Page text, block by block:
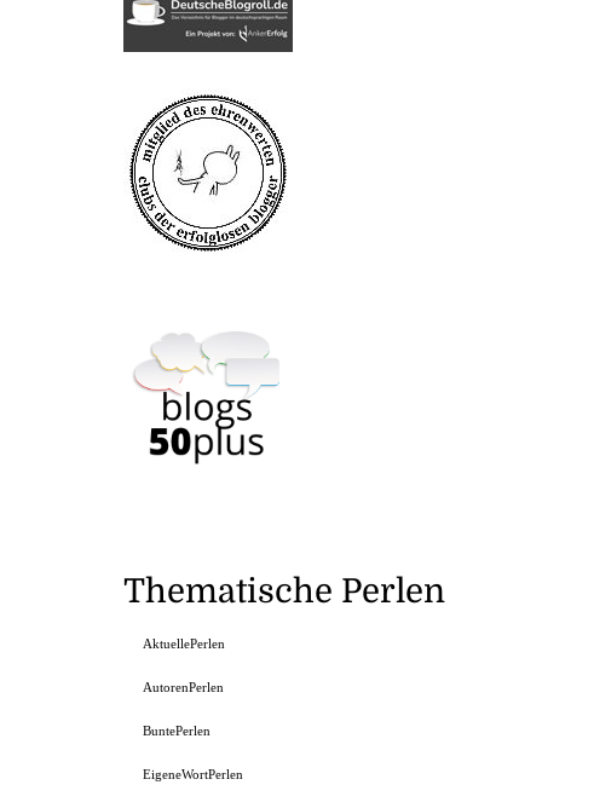
Thematische Perlen
AktuellePerlen
AutorenPerlen
BuntePerlen
EigeneWortPerlen